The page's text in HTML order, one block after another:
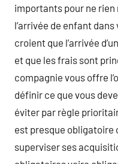
importants pour ne
l’arrivée de enfant
croient que l’arrivée
et que les frais sont
compagnie vous offre
définir ce que vous
éviter par règle
est presque obligatoire
superviser ses